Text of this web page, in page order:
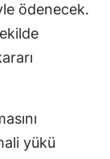
ödenecek.
yükü